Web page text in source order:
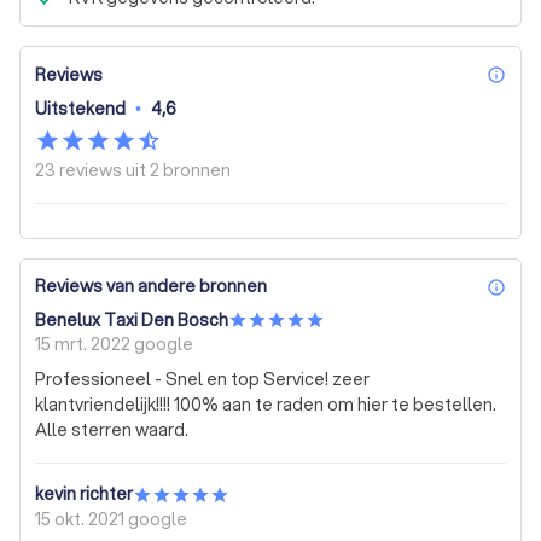
Reviews
Uitstekend • 4,6
23 reviews uit 2 bronnen
Reviews van andere bronnen
Benelux Taxi Den Bosch
15 mrt. 2022 google
Professioneel - Snel en top Service! zeer
klantvriendelijk!!!! 100% aan te raden om hier te bestellen.
Alle sterren waard.
kevin richter
15 okt. 2021 google